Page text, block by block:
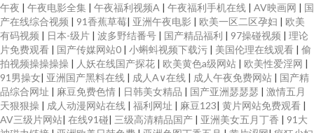
午夜 | 午夜电影全集 | 午夜福利视频A | 午夜福利手机在线 | AV映画网 | 国
产在线综合视频 | 91香蕉草莓| 亚洲午夜电影 | 欧美一区二区孕妇 | 欧美
有码视频 | 日本-级片 | 波多野结番号 | 国产精品福利 | 97操碰视频 | 理论
片免费观看 | 国产传媒网站0 | 小蝌蚪视频下载污 | 美国伦理在线观看 | 偷
拍视频操操操操 | 人妖在线国产探花 | 欧美黄色a级网站 | 欧美性爱淫网 |
91男操女| 亚洲国产黑料在线 | 成人A∨在线 | 成人午夜免费网站 | 国产精
品综合网址 | 麻豆免费色情 | 日韩美女精品 | 国产亚洲瑟瑟瑟 | 激情五月
天狠狠操 | 成人动漫网站在线 | 福利网址 | 麻豆123| 黄片网站免费观看 |
AV三级片网站| 在线91碰| 三级高清精品国产 | 亚洲美女五月丁香 | 91大